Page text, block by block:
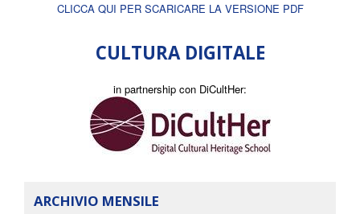
CLICCA QUI PER SCARICARE LA VERSIONE PDF
CULTURA DIGITALE
in partnership con DiCultHer:
ARCHIVIO MENSILE